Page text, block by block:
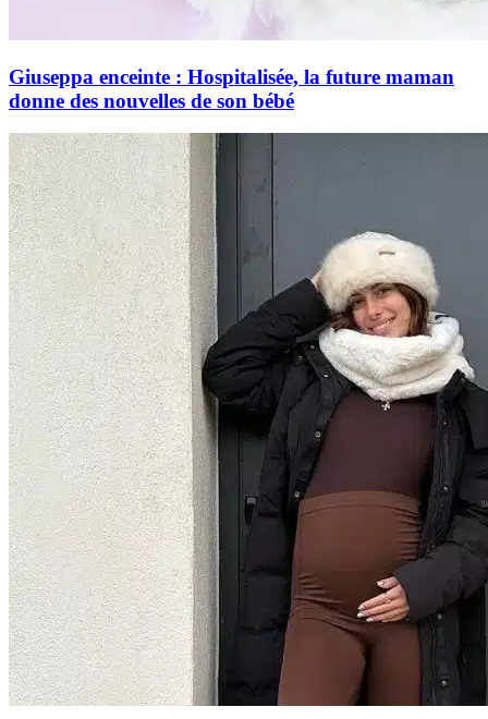
Giuseppa enceinte : Hospitalisée, la future maman
donne des nouvelles de son bébé